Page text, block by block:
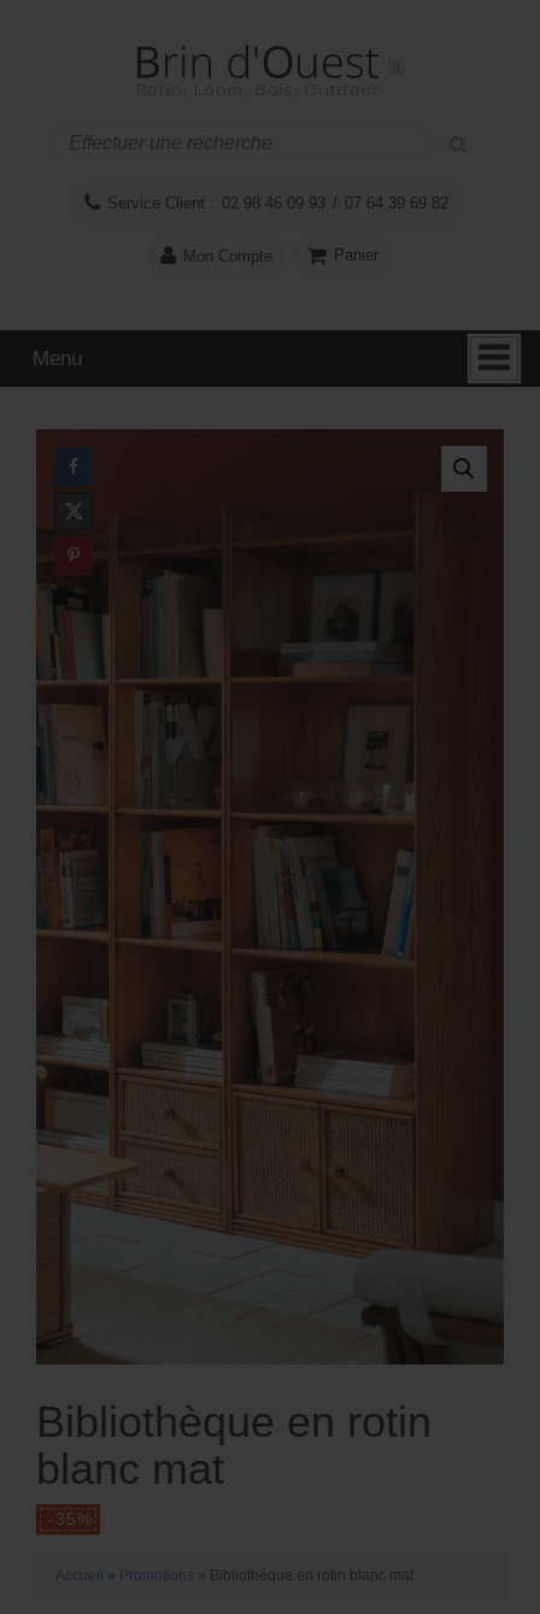
Service Client : 02 98 46 09 93 / 07 64 39 69 82
Mon Compte Panier
Menu
Bibliothèque en rotin
blanc mat
Accueil » Promotions » Bibliothèque en rotin blanc mat